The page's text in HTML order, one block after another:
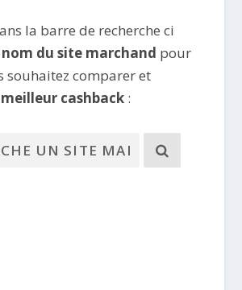
la barre de recherche ci
nom du site marchand pour
souhaitez comparer et
cashback :